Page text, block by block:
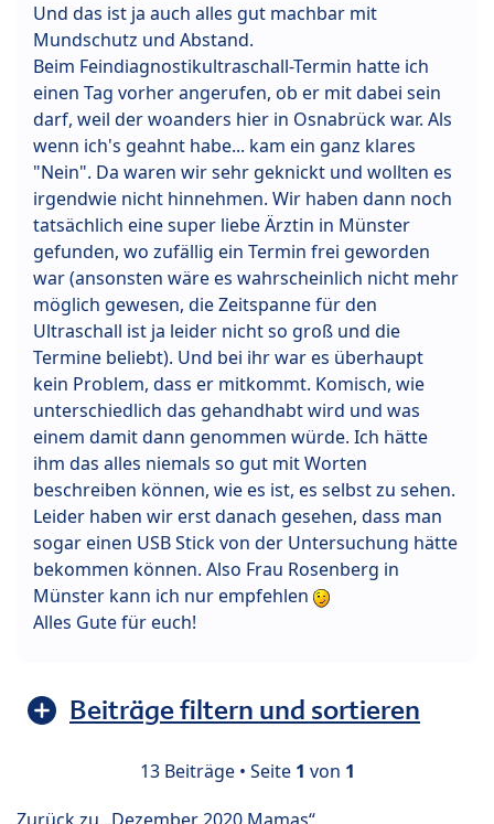
Und das ist ja auch alles gut machbar mit
Mundschutz und Abstand.
Beim Feindiagnostikultraschall-Termin hatte ich
einen Tag vorher angerufen, ob er mit dabei sein
darf, weil der woanders hier in Osnabrück war. Als
wenn ich's geahnt habe... kam ein ganz klares
"Nein". Da waren wir sehr geknickt und wollten es
irgendwie nicht hinnehmen. Wir haben dann noch
tatsächlich eine super liebe Ärztin in Münster
gefunden, wo zufällig ein Termin frei geworden
war (ansonsten wäre es wahrscheinlich nicht mehr
möglich gewesen, die Zeitspanne für den
Ultraschall ist ja leider nicht so groß und die
Termine beliebt). Und bei ihr war es überhaupt
kein Problem, dass er mitkommt. Komisch, wie
unterschiedlich das gehandhabt wird und was
einem damit dann genommen würde. Ich hätte
ihm das alles niemals so gut mit Worten
beschreiben können, wie es ist, es selbst zu sehen.
Leider haben wir erst danach gesehen, dass man
sogar einen USB Stick von der Untersuchung hätte
bekommen können. Also Frau Rosenberg in
Münster kann ich nur empfehlen
Alles Gute für euch!
Beiträge filtern und sortieren
13 Beiträge • Seite 1 von 1